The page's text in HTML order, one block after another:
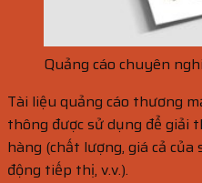
Quảng cáo chuyên
Tài liệu quảng cáo thương
thông được sử dụng để giải
hàng (chất lượng, giá cả
động tiếp thị, v.v.).